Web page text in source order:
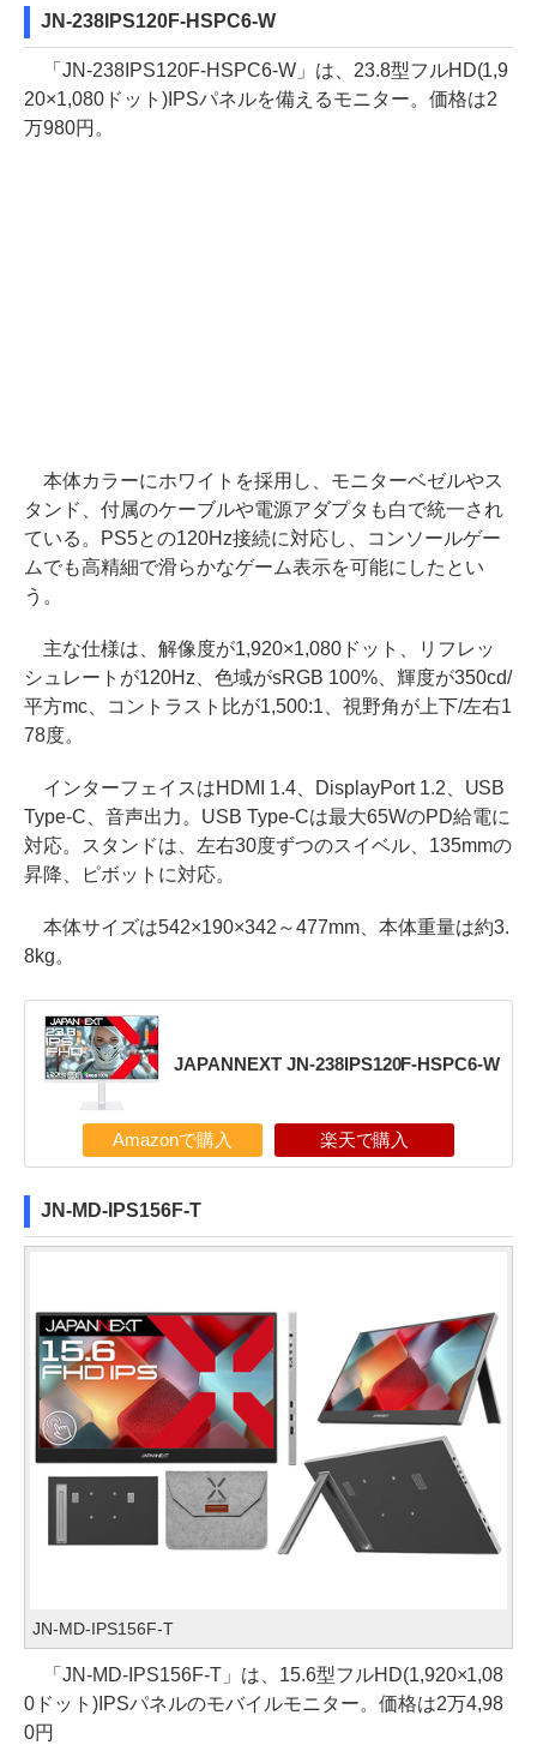
JN-238IPS120F-HSPC6-W
「JN-238IPS120F-HSPC6-W」は、23.8型フルHD(1,9
20×1,080ドット)IPSパネルを備えるモニター。価格は2
万980円。
本体カラーにホワイトを採用し、モニターベゼルやス
タンド、付属のケーブルや電源アダプタも白で統一され
ている。PS5との120Hz接続に対応し、コンソールゲー
ムでも高精細で滑らかなゲーム表示を可能にしたとい
う。
主な仕様は、解像度が1,920×1,080ドット、リフレッ
シュレートが120Hz、色域がsRGB 100%、輝度が350cd/
平方mc、コントラスト比が1,500:1、視野角が上下/左右1
78度。
インターフェイスはHDMI 1.4、DisplayPort 1.2、USB
Type-C、音声出力。USB Type-Cは最大65WのPD給電に
対応。スタンドは、左右30度ずつのスイベル、135mmの
昇降、ピボットに対応。
本体サイズは542×190×342～477mm、本体重量は約3.
8kg。
JAPANNEXT JN-238IPS120F-HSPC6-W
Amazonで購入 楽天で購入
JN-MD-IPS156F-T
JN-MD-IPS156F-T
「JN-MD-IPS156F-T」は、15.6型フルHD(1,920×1,08
0ドット)IPSパネルのモバイルモニター。価格は2万4,98
0円